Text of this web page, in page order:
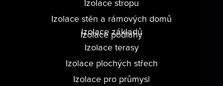
Izolace stropu
Izolace stěn a rámových domů
Izolace podlahy
Izolace základů
Izolace terasy
Izolace plochých střech
Izolace pro průmysl